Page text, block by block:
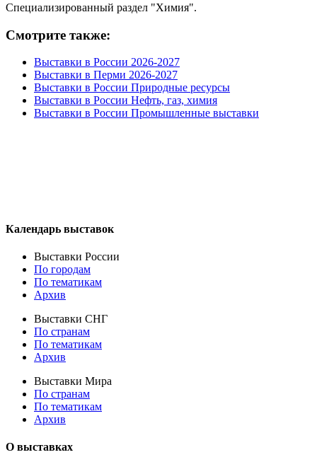
Специализированный раздел "Химия".
Смотрите также:
Выставки в России 2026-2027
Выставки в Перми 2026-2027
Выставки в России Природные ресурсы
Выставки в России Нефть, газ, химия
Выставки в России Промышленные выставки
Календарь выставок
Выставки России
По городам
По тематикам
Архив
Выставки СНГ
По странам
По тематикам
Архив
Выставки Мира
По странам
По тематикам
Архив
О выставках